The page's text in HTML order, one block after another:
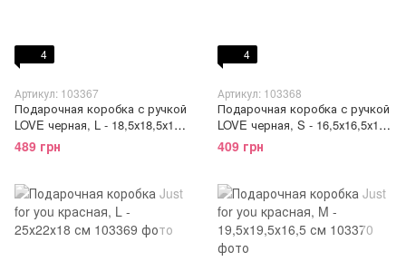
4
Артикул: 103367
Подарочная коробка с ручкой
LOVE черная, L - 18,5х18,5х19
см
489 грн
4
Артикул: 103368
Подарочная коробка с ручкой
LOVE черная, S - 16,5х16,5х17
см
409 грн